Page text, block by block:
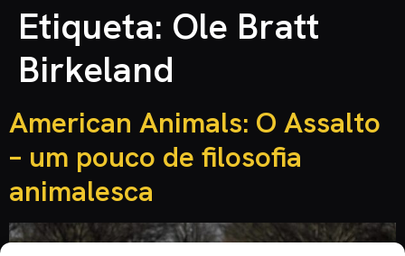
Etiqueta: Ole Bratt
Birkeland
American Animals: O Assalto
– um pouco de filosofia
animalesca